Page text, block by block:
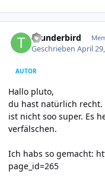
thunderbird
GeschriebenApril
AUTOR
Hallo pluto,
du hast natürlich recht.
ist nicht soo super. Es
verfälschen.
Ich habs so gemacht:
page_id=265